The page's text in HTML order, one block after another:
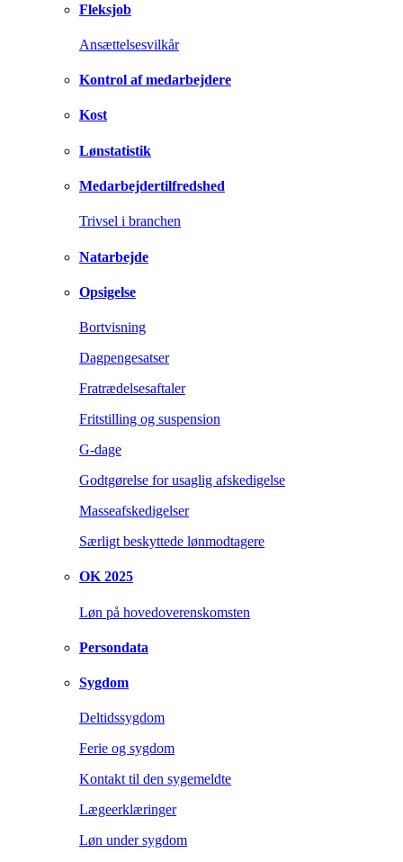
Fleksjob
Ansættelsesvilkår
Kontrol af medarbejdere
Kost
Lønstatistik
Medarbejdertilfredshed
Trivsel i branchen
Natarbejde
Opsigelse
Bortvisning
Dagpengesatser
Fratrædelsesaftaler
Fritstilling og suspension
G-dage
Godtgørelse for usaglig afskedigelse
Masseafskedigelser
Særligt beskyttede lønmodtagere
OK 2025
Løn på hovedoverenskomsten
Persondata
Sygdom
Deltidssygdom
Ferie og sygdom
Kontakt til den sygemeldte
Lægeerklæringer
Løn under sygdom